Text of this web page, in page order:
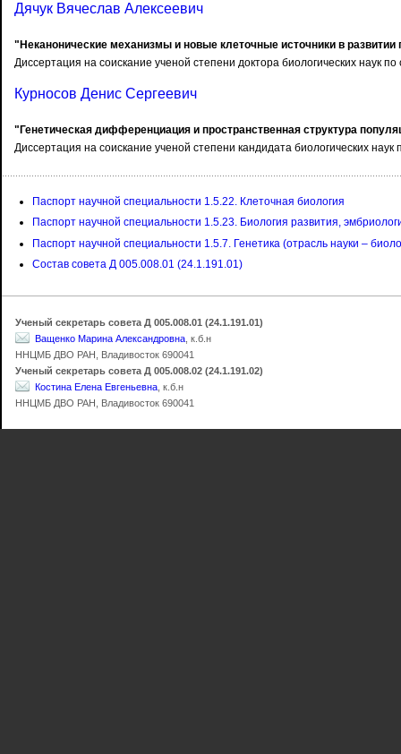
Дячук Вячеслав Алексеевич
"Неканонические механизмы и новые клеточные источники в
Диссертация на соискание ученой степени доктора биологических наук
Курносов Денис Сергеевич
"Генетическая дифференциация и пространственная структура
Диссертация на соискание ученой степени кандидата биологических наук
Паспорт научной специальности 1.5.22. Клеточная биология
Паспорт научной специальности 1.5.23. Биология развития,
Паспорт научной специальности 1.5.7. Генетика (отрасль науки –
Состав совета Д 005.008.01 (24.1.191.01)
Ученый секретарь совета Д 005.008.01 (24.1.191.01)
Ващенко Марина Александровна , к.б.н
ННЦМБ ДВО РАН, Владивосток 690041
Ученый секретарь совета Д 005.008.02 (24.1.191.02)
Костина Елена Евгеньевна , к.б.н
ННЦМБ ДВО РАН, Владивосток 690041